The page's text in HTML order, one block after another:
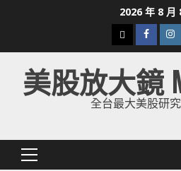
2026 年 8 月
下
載
美
股
美股放大鏡
全台最大美股研
Primary